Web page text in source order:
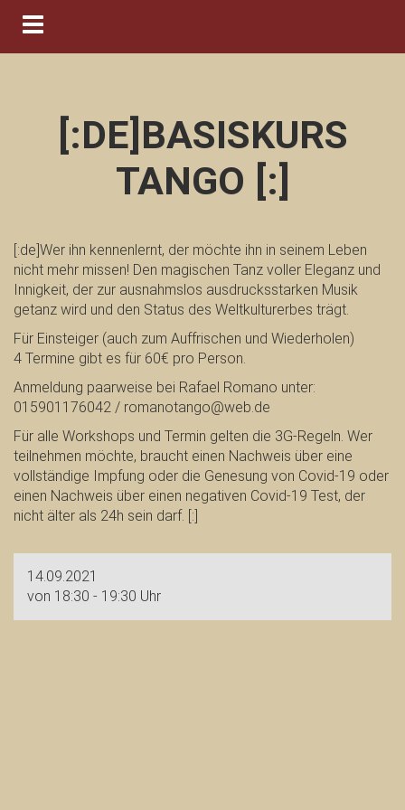
Navigation ein-/ausblenden
[:DE]BASISKURS
TANGO [:]
[:de]Wer ihn kennenlernt, der möchte ihn in seinem Leben
nicht mehr missen! Den magischen Tanz voller Eleganz und
Innigkeit, der zur ausnahmslos ausdrucksstarken Musik
getanz wird und den Status des Weltkulturerbes trägt.
Für Einsteiger (auch zum Auffrischen und Wiederholen)
4 Termine gibt es für 60€ pro Person.
Anmeldung paarweise bei Rafael Romano unter:
015901176042 / romanotango@web.de
Für alle Workshops und Termin gelten die 3G-Regeln. Wer
teilnehmen möchte, braucht einen Nachweis über eine
vollständige Impfung oder die Genesung von Covid-19 oder
einen Nachweis über einen negativen Covid-19 Test, der
nicht älter als 24h sein darf. [:]
14.09.2021
von 18:30 - 19:30 Uhr